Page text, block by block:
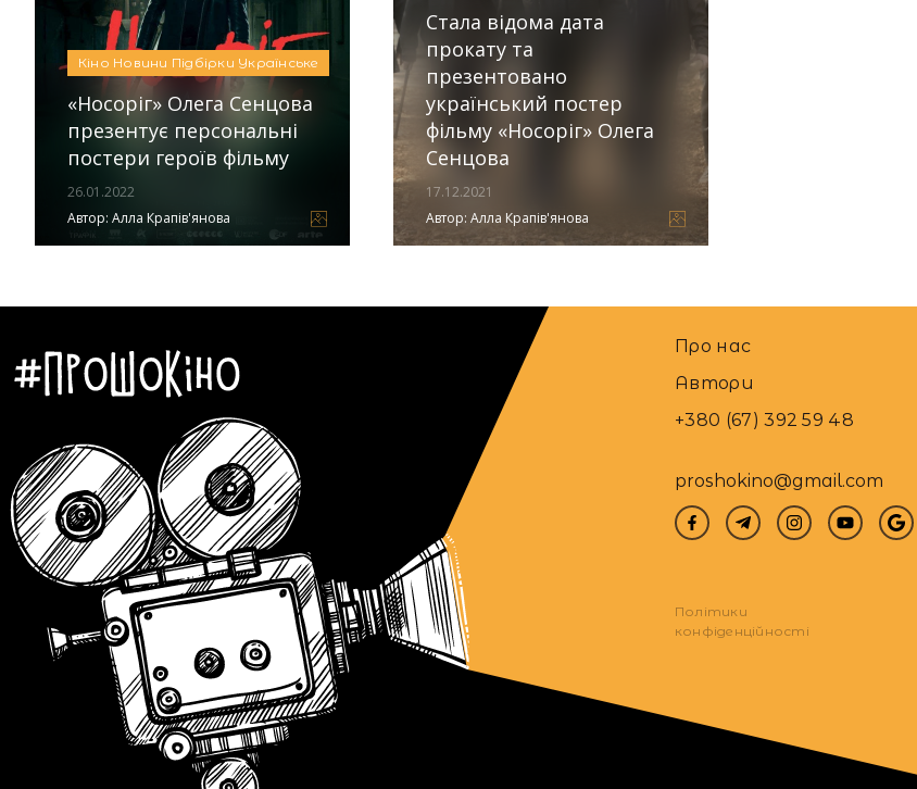
Кіно Новини Підбірки Українське
«Носоріг» Олега Сенцова
презентує персональні
постери героїв фільму
26.01.2022
Автор: Алла Крапів'янова
Стала відома дата
прокату та
презентовано
український постер
фільму «Носоріг» Олега
Сенцова
17.12.2021
Автор: Алла Крапів'янова
Про нас
Автори
+380 (67) 392 59 48
proshokino@gmail.com
Політики
конфіденційності